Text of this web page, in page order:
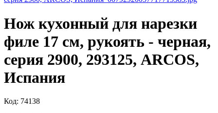
Нож кухонный для нарезки
филе 17 см, рукоять - черная,
серия 2900, 293125, ARCOS,
Испания
Код: 74138